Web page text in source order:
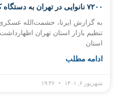
۷۲۰۰ نانوایی در تهران به دستگاه کارتخوان مجهز شد
به گزارش ایرنا، حشمت‌الله
تنظیم بازار استان تهران
استان
ادامه مطلب
شهریور ۶, ۱۴۰۱